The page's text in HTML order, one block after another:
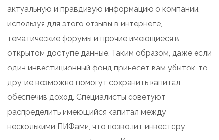
актуальную и правдивую информацию о компании,
используя для этого отзывы в интернете,
тематические форумы и прочие имеющиеся в
открытом доступе данные. Таким образом, даже если
один инвестиционный фонд принесёт вам убыток, то
другие возможно помогут сохранить капитал,
обеспечив доход. Специалисты советуют
распределить имеющийся капитал между
несколькими ПИФами, что позволит инвестору